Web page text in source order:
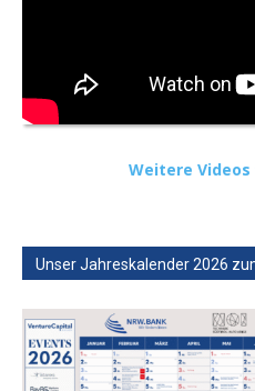
Weitere
Unser Jahreskalender 2026